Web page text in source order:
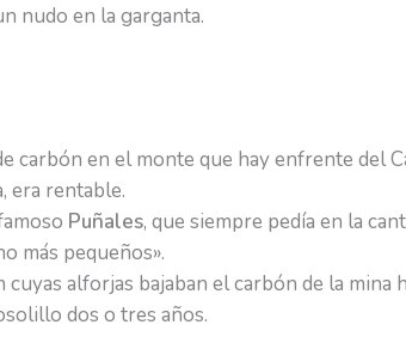
nudo en la garganta.
carbón en el monte que hay enfrente del
era rentable.
Puñales, que siempre pedía en la
más pequeños».
alforjas bajaban el carbón de la mina
dos o tres años.